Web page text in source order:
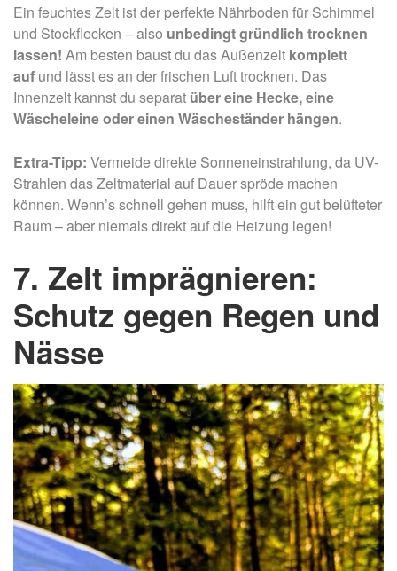
Ein feuchtes Zelt ist der perfekte Nährboden für Schimmel
und Stockflecken – also unbedingt gründlich trocknen
lassen! Am besten baust du das Außenzelt komplett
auf und lässt es an der frischen Luft trocknen. Das
Innenzelt kannst du separat über eine Hecke, eine
Wäscheleine oder einen Wäscheständer hängen.
Extra-Tipp: Vermeide direkte Sonneneinstrahlung, da UV-
Strahlen das Zeltmaterial auf Dauer spröde machen
können. Wenn’s schnell gehen muss, hilft ein gut belüfteter
Raum – aber niemals direkt auf die Heizung legen!
7. Zelt imprägnieren:
Schutz gegen Regen und
Nässe